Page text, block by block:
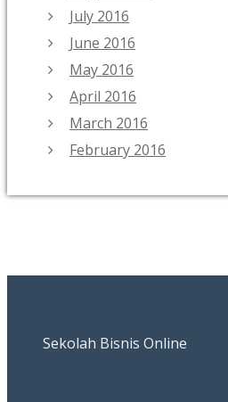
July 2016
June 2016
May 2016
April 2016
March 2016
February 2016
Sekolah Bisnis Online